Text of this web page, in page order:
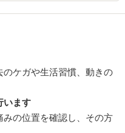
ケガや生活習慣、動きの
います
の位置を確認し、その方